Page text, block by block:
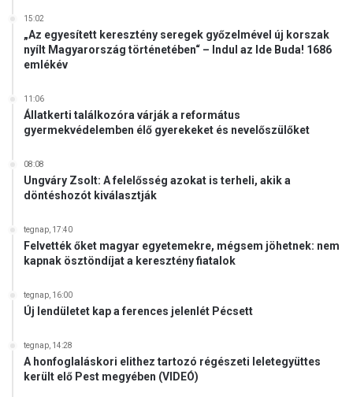
15:02
„Az egyesített keresztény seregek győzelmével új korszak
nyílt Magyarország történetében“ – Indul az Ide Buda! 1686
emlékév
11:06
Állatkerti találkozóra várják a református
gyermekvédelemben élő gyerekeket és nevelőszülőket
08:08
Ungváry Zsolt: A felelősség azokat is terheli, akik a
döntéshozót kiválasztják
tegnap, 17:40
Felvették őket magyar egyetemekre, mégsem jöhetnek: nem
kapnak ösztöndíjat a keresztény fiatalok
tegnap, 16:00
Új lendületet kap a ferences jelenlét Pécsett
tegnap, 14:28
A honfoglaláskori elithez tartozó régészeti leletegyüttes
került elő Pest megyében (VIDEÓ)